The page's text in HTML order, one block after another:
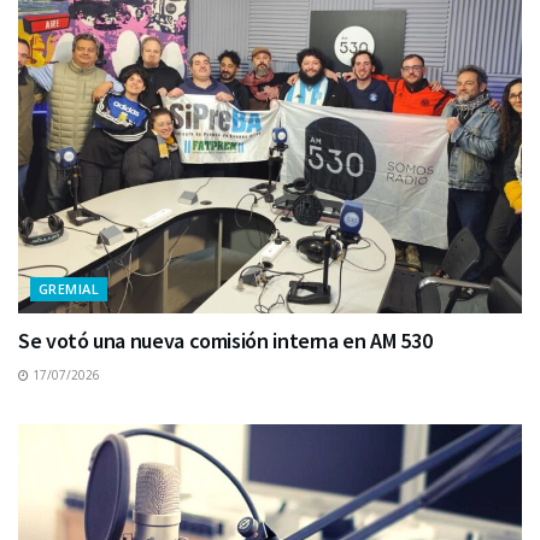
GREMIAL
Se votó una nueva comisión interna en AM 530
17/07/2026